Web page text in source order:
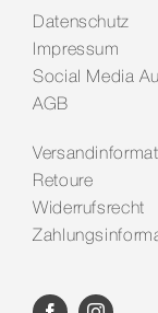
Datenschutz
Impressum
Social Media
AGB
Retoure
Widerrufsrecht